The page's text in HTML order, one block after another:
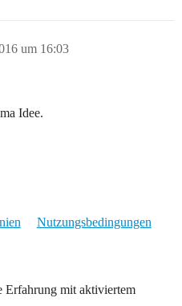
um 16:03
Idee.
Nutzungsbedingungen
Erfahrung mit aktiviertem